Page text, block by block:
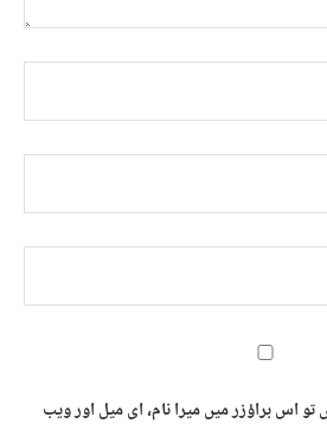
اس براؤزر میں میرا نام، ای میل اور ویب